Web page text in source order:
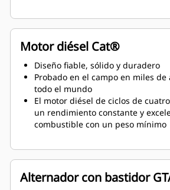
Motor diésel Cat®
Diseño fiable, sólido y duradero
Probado en el campo en miles de
todo el mundo
El motor diésel de ciclos de
un rendimiento constante y
combustible con un peso mínimo
Alternador con bastidor